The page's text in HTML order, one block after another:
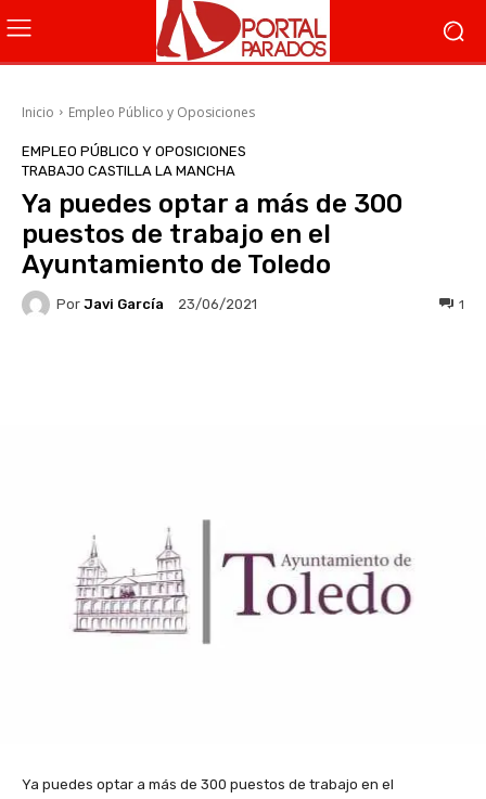
Inicio Empleo Público y Oposiciones
EMPLEO PÚBLICO Y OPOSICIONES
TRABAJO CASTILLA LA MANCHA
Ya puedes optar a más de 300
puestos de trabajo en el
Ayuntamiento de Toledo
Por Javi García 23/06/2021 1
Ya puedes optar a más de 300 puestos de trabajo en el